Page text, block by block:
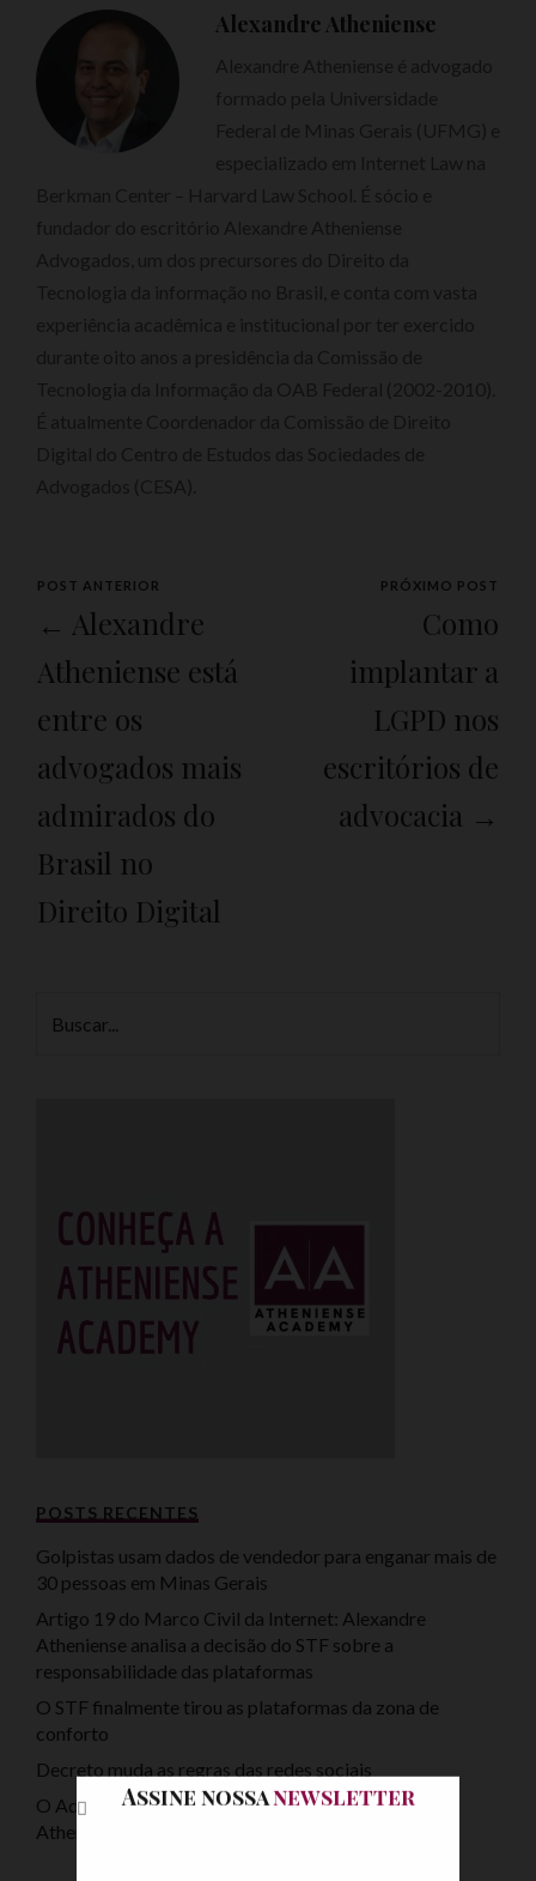
Alexandre Atheniense
POST ANTERIOR
← Alexandre
Atheniense está
entre os
advogados mais
admirados do
Brasil no
Direito Digital
PRÓXIMO POST
Como
implantar a
LGPD nos
escritórios de
advocacia →
POSTS RECENTES
Golpistas usam dados de vendedor para enganar mais de
30 pessoas em Minas Gerais
Artigo 19 do Marco Civil da Internet: Alexandre
Atheniense analisa a decisão do STF sobre a
responsabilidade das plataformas
O STF finalmente tirou as plataformas da zona de
conforto
Decreto muda as regras das redes sociais
O Advogado Exponencial na Era da IA: Alexandre
Atheniense no programa 50′ com JCA
Assine nossanewsletter